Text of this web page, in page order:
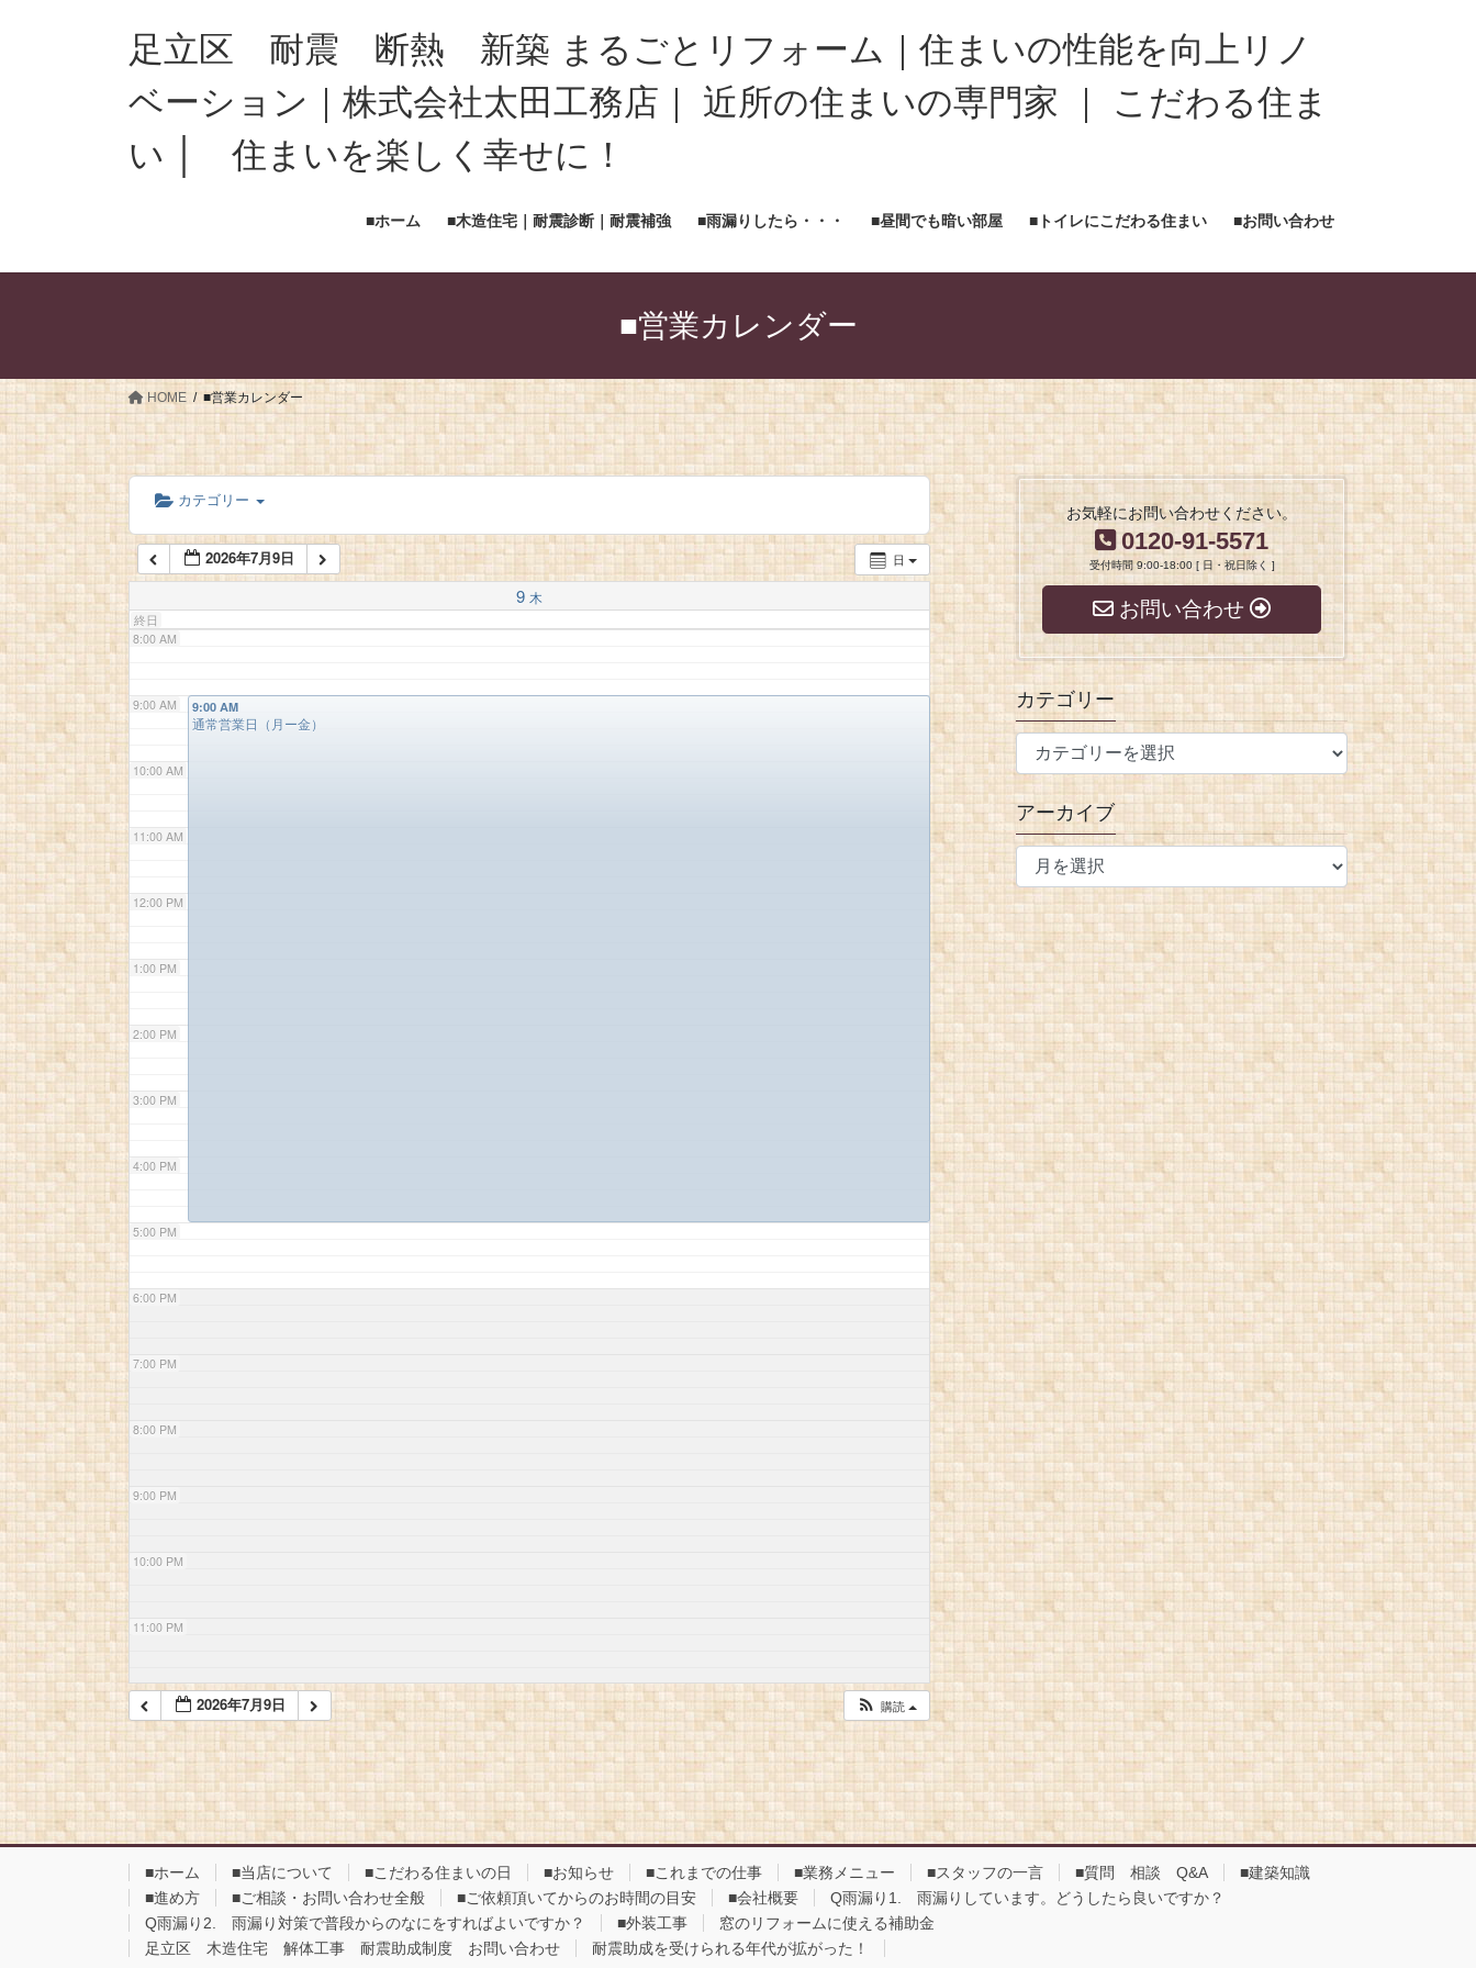
足立区 耐震 断熱 新築 まるごとリフォーム｜住まいの性能を向上リノ
ベーション｜株式会社太田工務店｜ 近所の住まいの専門家 ｜ こだわる住ま
い │ 住まいを楽しく幸せに！
■ホーム ■木造住宅｜耐震診断｜耐震補強 ■雨漏りしたら・・・ ■昼間でも暗い部屋 ■トイレにこだわる住まい ■お問い合わせ
■営業カレンダー
HOME ■営業カレンダー
カテゴリー
日
2026年7月9日
9 木
終日
12:00 AM
5:00 AM
6:00 AM
7:00 AM
8:00 AM
9:00 AM
10:00 AM
11:00 AM
12:00 PM
1:00 PM
2:00 PM
3:00 PM
4:00 PM
5:00 PM
6:00 PM
7:00 PM
8:00 PM
9:00 PM
10:00 PM
11:00 PM
9:00 AM
通常営業日（月ー金）
2026年7月9日 購読
お気軽にお問い合わせください。
0120-91-5571
受付時間 9:00-18:00 [ 日・祝日除く ]
お問い合わせ
カテゴリー
アーカイブ
■ホーム ■当店について ■こだわる住まいの日 ■お知らせ ■これまでの仕事 ■業務メニュー ■スタッフの一言 ■質問 相談 Q&A
■建築知識
■進め方
■ご相談・お問い合わせ全般 ■ご依頼頂いてからのお時間の目安 ■会社概要
Q雨漏り1. 雨漏りしています。どうしたら良いですか？
Q雨漏り2. 雨漏り対策で普段からのなにをすればよいですか？
■外装工事
窓のリフォームに使える補助金
足立区 木造住宅 解体工事 耐震助成制度 お問い合わせ
耐震助成を受けられる年代が拡がった！